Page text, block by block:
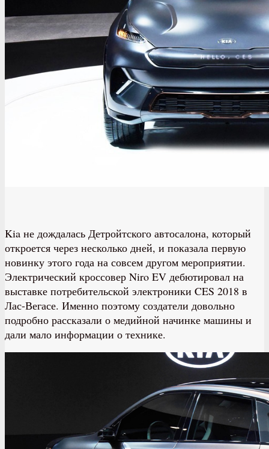
Kia не дождалась Детройтского автосалона, который
откроется через несколько дней, и показала первую
новинку этого года на совсем другом мероприятии.
Электрический кроссовер Niro EV дебютировал на
выставке потребительской электроники CES 2018 в
Лас-Вегасе. Именно поэтому создатели довольно
подробно рассказали о медийной начинке машины и
дали мало информации о технике.